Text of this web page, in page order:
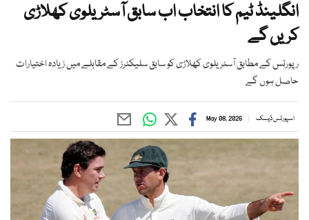
انگلینڈ ٹیم کا انتخاب اب سابق آسٹریلوی کھلاڑی
کریں گے
رپورٹس کے مطابق آسٹریلوی کھلاڑی کو سابق سلیکٹرز کے مقابلے میں زیادہ اختیارات
حاصل ہوں گے
اسپورٹس ڈیسک May 08, 2026